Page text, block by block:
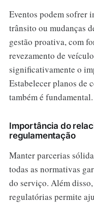
Eventos podem sofrer
trânsito ou mudanças
gestão proativa, com
revezamento de
significativamente o
Estabelecer planos de
também é fundamental.
Importância do
regulamentação
Manter parcerias
todas as normativas
do serviço. Além
regulatórias permite